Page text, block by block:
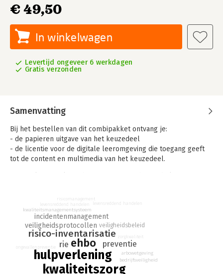
€ 49,50
In winkelwagen
Levertijd ongeveer 6 werkdagen
Gratis verzonden
Samenvatting
Bij het bestellen van dit combipakket ontvang je:
- de papieren uitgave van het keuzedeel
- de licentie voor de digitale leeromgeving die toegang geeft
tot de content en multimedia van het keuzedeel.
hulpverlening bij incidenten (EHBO en BHV).
Dit keuzedeel biedt de beginnend beroepsbeoefenaar de
handvatten om een bijdrage te leveren aan de inrichting van
het kwaliteitszorgsysteem, alsook voor het verlenen van EHBO
kwaliteitszorg
hulpverlening
ehbo
risico-inventarisatie
preventie
rie
veiligheidsprotocollen
incidentenmanagement
veiligheidsbeleid
arbowetgeving
kwaliteitsmanagementsysteem
bedrijfsveiligheid
levensreddend handelen
ongevallenpreventie
risicomanagement
zorgkwaliteit
levensreddend handelen